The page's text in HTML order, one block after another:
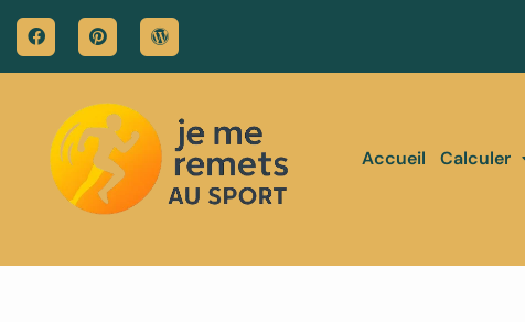
Accueil Calculer